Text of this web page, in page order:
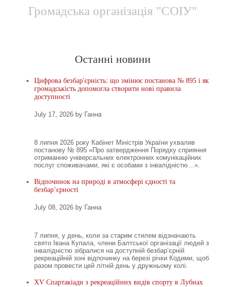
Громадська організація "СОІУ"
Останні новини
Цифрова безбар'єрність: що змінює постанова № 895 і як
громадськість допомогла створити нові правила
доступності
July 17, 2026 by Ганна
8 липня 2026 року Кабінет Міністрів України ухвалив
постанову № 895 «Про затвердження Порядку сприяння
отриманню універсальних електронних комунікаційних
послуг споживачами, які є особами з інвалідністю…».
Відпочинок на природі в атмосфері єдності та
безбар’єрності
July 08, 2026 by Ганна
7 липня, у день, коли за старим стилем відзначають
свято Івана Купала, члени Балтської організації людей з
інвалідністю зібралися на доступній безбар’єрній
рекреаційній зоні відпочинку на березі річки Кодими, щоб
разом провести цей літній день у дружньому колі.
XV Спартакіади з рекреаційних видів спорту в Лубнах